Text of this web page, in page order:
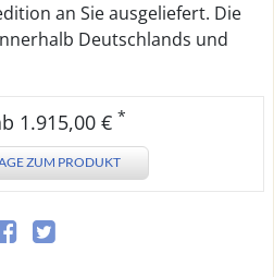
an Sie ausgeliefert. Die
Deutschlands und
1.915,00 € *
ZUM PRODUKT